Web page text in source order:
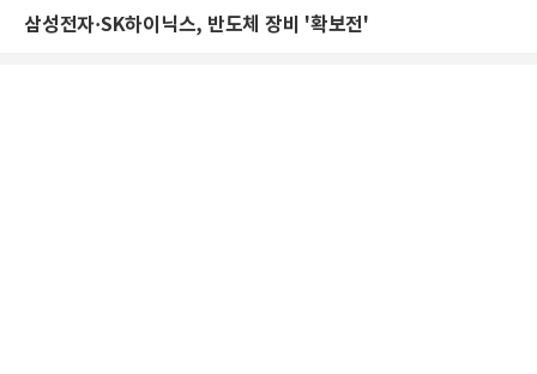
삼성전자·SK하이닉스, 반도체 장비 '확보전'